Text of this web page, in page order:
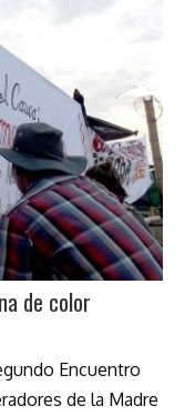
de color
Encuentro
de la Madre